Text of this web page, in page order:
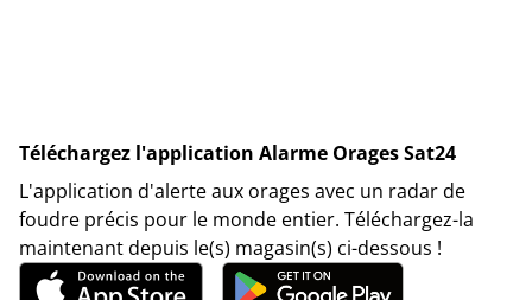
Téléchargez l'application Alarme Orages Sat24
L'application d'alerte aux orages avec un radar de
foudre précis pour le monde entier. Téléchargez-la
maintenant depuis le(s) magasin(s) ci-dessous !